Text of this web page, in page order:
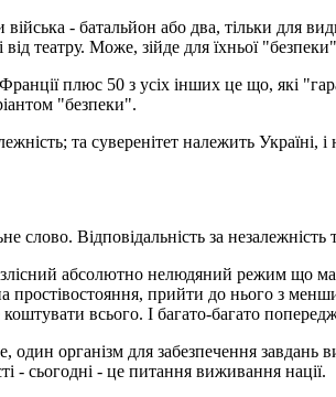
- батальйон або два, тільки для
від театру. Може, зійде для їхньої
плюс 50 з усіх інших це що, які
"безпеки".
та суверенітет належить Україні,
слово. Відповідальність за
абсолютно нелюдяний режим що має
прийти до нього з
всього. І багато-багато
один організм для забезпечення
- сьогодні - це питання виживання нації.